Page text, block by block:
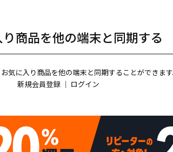
商品を他の端末と同期する
気に入り商品を他の端末と同期することができま
新規会員登録 ｜ ログイン